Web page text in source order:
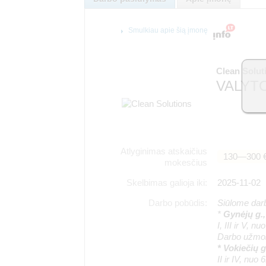
Clean
130―300
2025-11-02
Siūlome
* Gynėjų
I, III ir V,
Darbo
* Vokiečių
II ir IV, nuo
Smulkiau apie šią įmonę